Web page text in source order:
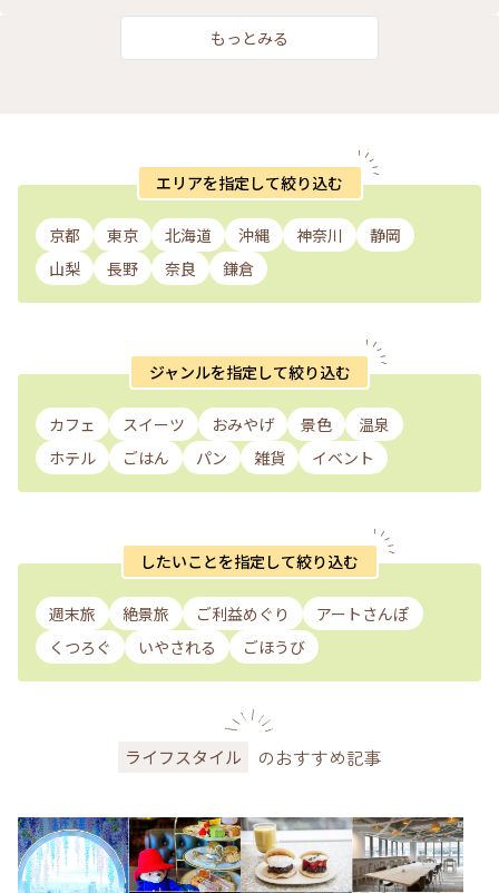
もっとみる
エリアを指定して絞り込む
京都 東京 北海道 沖縄 神奈川
静岡
山梨
長野 奈良 鎌倉
ジャンルを指定して絞り込む
カフェ スイーツ おみやげ 景色
温泉
ホテル
ごはん パン 雑貨 イベント
したいことを指定して絞り込む
週末旅 絶景旅 ご利益めぐり
アートさんぽ
くつろぐ
いやされる ごほうび
ライフスタイル のおすすめ記事